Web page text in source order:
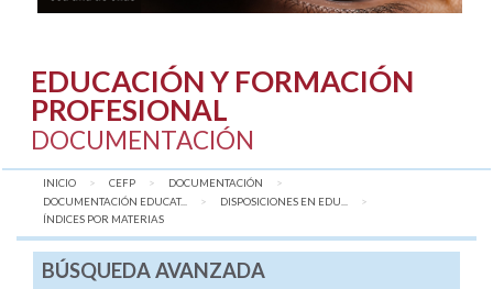
EDUCACIÓN Y FORMACIÓN
PROFESIONAL
DOCUMENTACIÓN
INICIO CEFP
DOCUMENTACIÓN
DOCUMENTACIÓN EDUCAT...
DISPOSICIONES EN EDU...
AQUÍ:
ÍNDICES POR MATERIAS
BÚSQUEDA AVANZADA